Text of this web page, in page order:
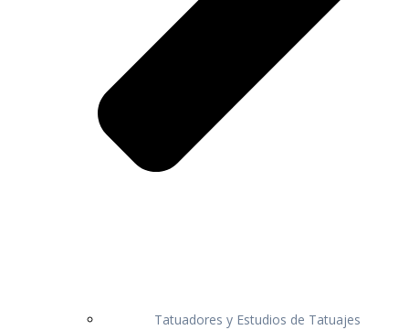
Tatuadores y Estudios de Tatuajes